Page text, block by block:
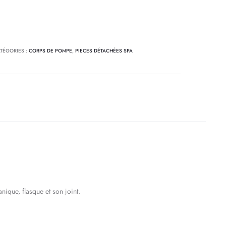
: CORPS DE POMPE, PIECES DÉTACHÉES SPA
flasque et son joint.